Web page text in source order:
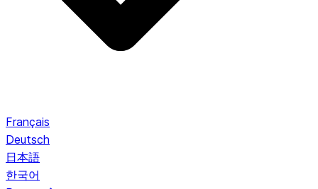
Français
Deutsch
日本語
한국어